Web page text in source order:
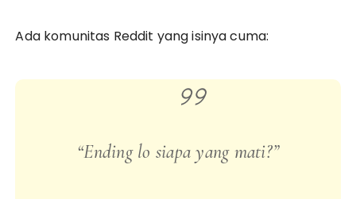
Ada komunitas Reddit yang isinya cuma:
“Ending lo siapa yang mati?”